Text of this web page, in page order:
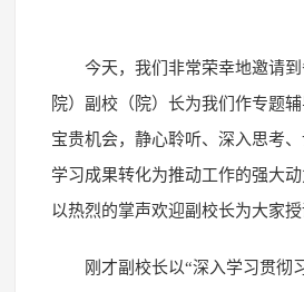
今天，我们非常荣幸地邀请
院）副校（院）长为我们作专题
宝贵机会，静心聆听、深入思考
学习成果转化为推动工作的强大动
以热烈的掌声欢迎副校长为大家授
刚才副校长以“深入学习贯彻